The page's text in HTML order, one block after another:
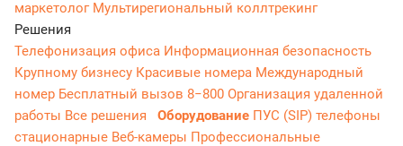
маркетолог Мультирегиональный коллтрекинг
Решения
Телефонизация офиса Информационная безопасность
Крупному бизнесу Красивые номера Международный
номер Бесплатный вызов 8−800 Организация удаленной
работы Все решения Оборудование ПУС (SIP) телефоны
стационарные Веб-камеры Профессиональные